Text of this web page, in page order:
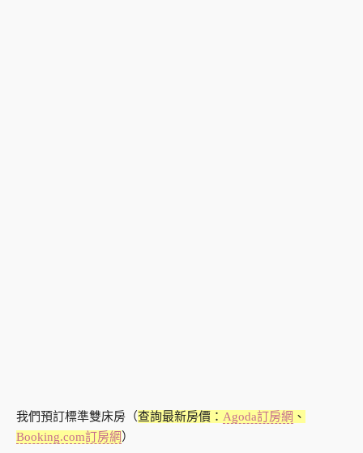
我們預訂標準雙床房（查詢最新房價： Agoda訂房網 、
Booking.com訂房網）